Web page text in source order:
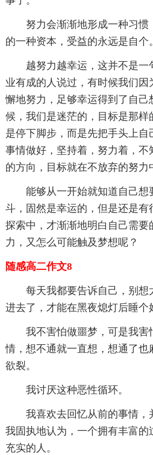
努力会渐渐地形成一种习惯
的一种资本，受益的永远是自个。
越努力越幸运，这并不是
业有成的人说过，有时候我们
懈地努力，足够幸运得到了自
候，我们是迷茫的，目标是那样
是停下脚步，而是先把手头上
事情做好，坚持着，努力着，不
的方向，目标就在不放弃的努力
能够从一开始就知道自己想
斗，固然是幸运的，但是还是有
探索中，才渐渐地明白自己需要
力，又怎么可能触及梦想呢？
随感高二作文8
每天我都要告诉自己，别
进去了，才能在黑夜熄灯后睡个
我不害怕做噩梦，可是我
情，想不通就一直想，想通了也
欲裂。
我讨厌这种恶性循环。
我喜欢去回忆从前的事情，
我固执地认为，一个拥有丰富的
充实的人。